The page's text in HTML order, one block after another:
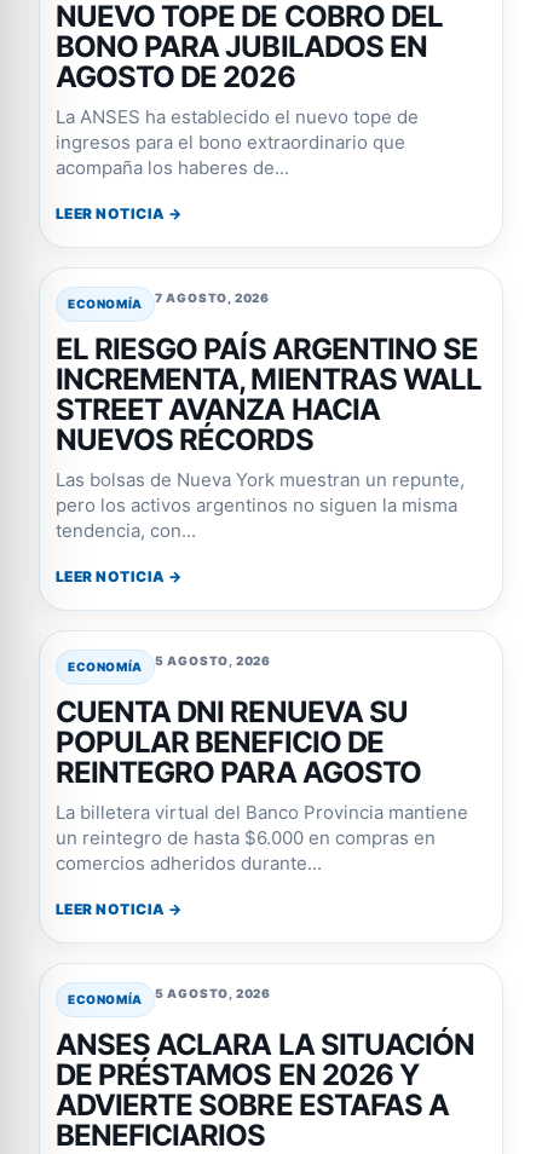
NUEVO TOPE DE COBRO DEL
BONO PARA JUBILADOS EN
AGOSTO DE 2026
La ANSES ha establecido el nuevo tope de
ingresos para el bono extraordinario que
acompaña los haberes de...
LEER NOTICIA →
ECONOMÍA 7 AGOSTO, 2026
EL RIESGO PAÍS ARGENTINO SE
INCREMENTA, MIENTRAS WALL
STREET AVANZA HACIA
NUEVOS RÉCORDS
Las bolsas de Nueva York muestran un repunte,
pero los activos argentinos no siguen la misma
tendencia, con...
LEER NOTICIA →
ECONOMÍA 5 AGOSTO, 2026
CUENTA DNI RENUEVA SU
POPULAR BENEFICIO DE
REINTEGRO PARA AGOSTO
La billetera virtual del Banco Provincia mantiene
un reintegro de hasta $6.000 en compras en
comercios adheridos durante...
LEER NOTICIA →
ECONOMÍA 5 AGOSTO, 2026
ANSES ACLARA LA SITUACIÓN
DE PRÉSTAMOS EN 2026 Y
ADVIERTE SOBRE ESTAFAS A
BENEFICIARIOS